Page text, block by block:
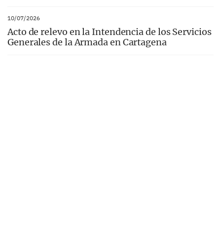
10/07/2026
Acto de relevo en la Intendencia de los Servicios
Generales de la Armada en Cartagena